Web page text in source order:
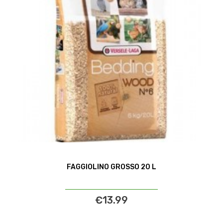
FAGGIOLINO GROSSO 20 L
€13.99